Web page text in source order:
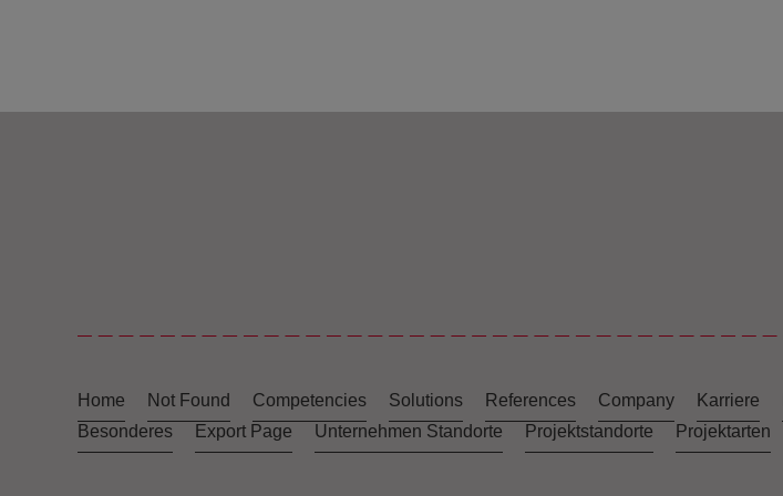
Home Not Found Competencies Solutions References Company Karriere
Besonderes
Export Page Unternehmen Standorte Projektstandorte Projektarten